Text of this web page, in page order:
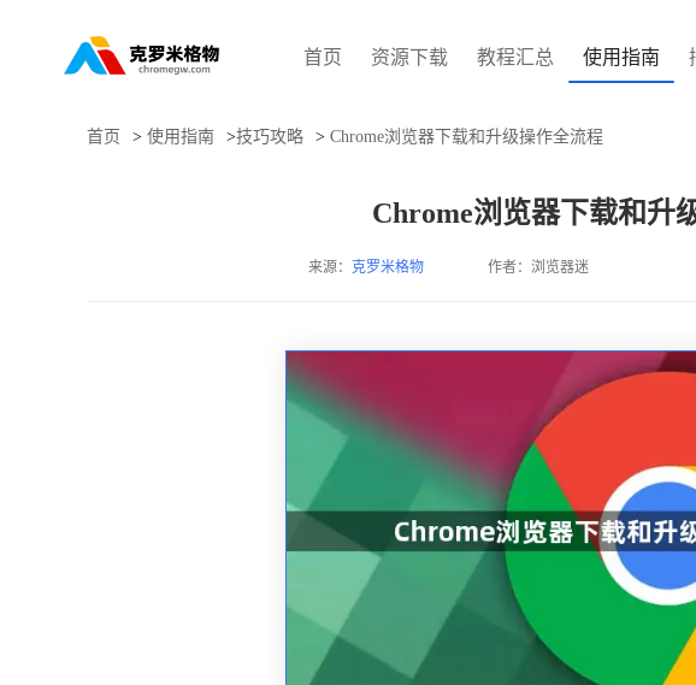
首页 资源下载 教程汇总 使用指南
首页 > 使用指南 >技巧攻略 > Chrome浏览器下载和升级操作全流程
Chrome浏览器下载和升
来源： 克罗米格物 作者：浏览器迷